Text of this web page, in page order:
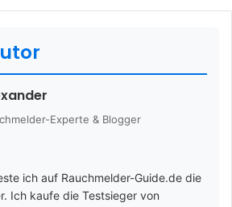
Experte & Blogger
ich auf Rauchmelder-Guide.de die
Ich kaufe die Testsieger von